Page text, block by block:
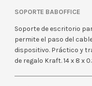
SOPORTE BABOFFICE
Soporte de escritorio
permite el paso del
dispositivo. Práctico y
de regalo Kraft. 14 x 8 x